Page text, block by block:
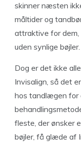
skinner næsten
måltider og
attraktive for dem,
uden synlige bøjler.
Dog er det ikke
Invisalign, så det
hos tandlægen for
fleste, der ønsker
bøjler, få glæde af